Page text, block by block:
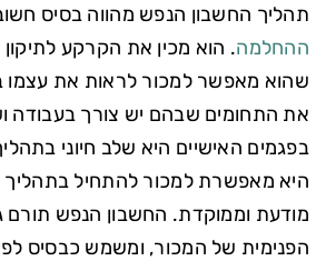
תהליך החשבון הנפש מהווה בסיס
ההחלמה. הוא מכין את הקרקע לתיקון
שהוא מאפשר למכור לראות את עצמו
את התחומים שבהם יש צורך בעבודה
בפגמים האישיים היא שלב חיוני
היא מאפשרת למכור להתחיל בתהליך
מודעת וממוקדת. החשבון הנפש תורם
הפנימית של המכור, ומשמש כבסיס